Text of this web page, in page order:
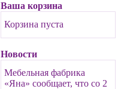
Ваша корзина
Корзина пуста
Новости
Мебельная фабрика
«Яна» сообщает, что со 2